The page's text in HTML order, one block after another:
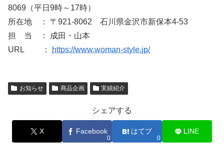
8069（平日9時～17時）
所在地 ： 〒921-8062 石川県金沢市新保本4-53
担 当 ： 成田・山本
URL ：
https://www.woman-style.jp/
お知らせ 商品企画 実績紹介
シェアする
X Facebook
0
はてブ
0
LINE